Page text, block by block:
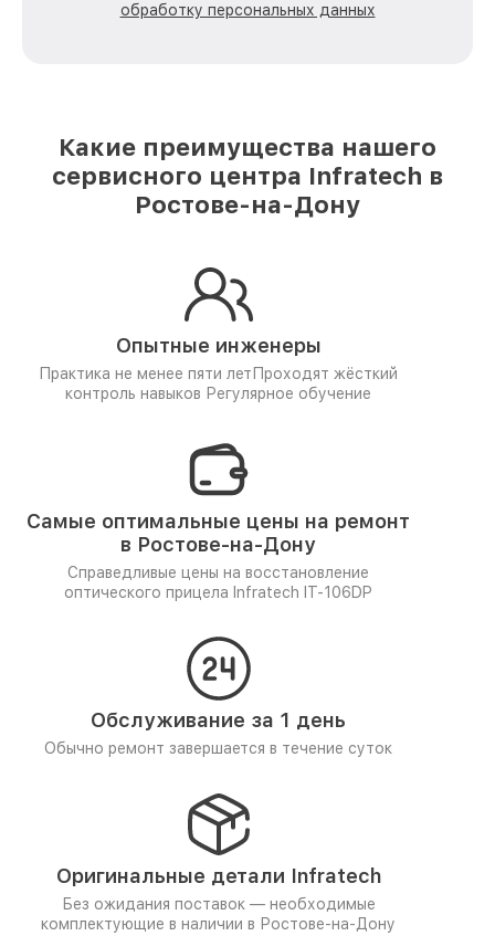
обработку персональных данных
Какие преимущества нашего
сервисного центра Infratech в
Ростове-на-Дону
Опытные инженеры
Практика не менее пяти лет Проходят жёсткий
контроль навыков Регулярное обучение
Самые оптимальные цены на ремонт
в Ростове-на-Дону
Справедливые цены на восстановление
оптического прицела Infratech IT-106DP
Обслуживание за 1 день
Обычно ремонт завершается в течение суток
Оригинальные детали Infratech
Без ожидания поставок — необходимые
комплектующие в наличии в Ростове-на-Дону